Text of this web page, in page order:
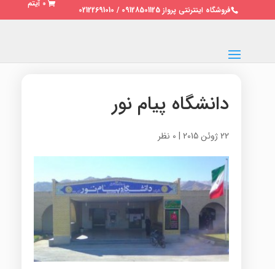
فروشگاه اینترنتی پرواز 09128501125 / 02122691010
0 آیتم
دانشگاه پیام نور
22 ژوئن 2015 | 0 نظر